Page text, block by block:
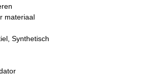
materiaal
Synthetisch